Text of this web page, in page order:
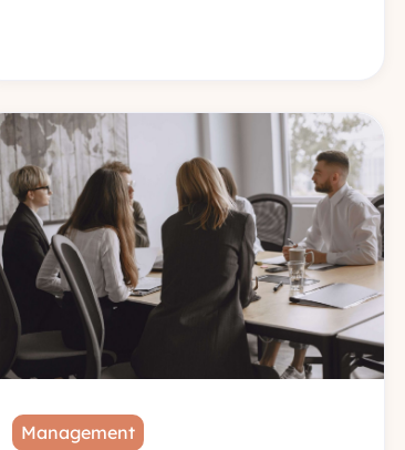
Management